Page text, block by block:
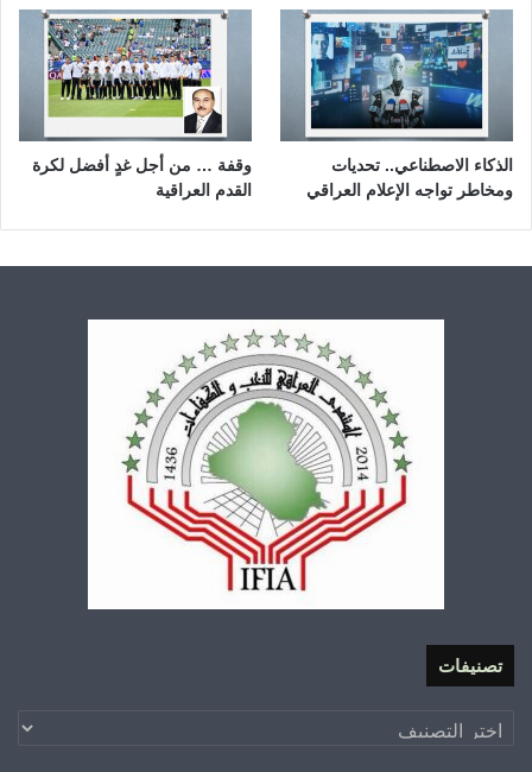
الذكاء الاصطناعي.. تحديات
ومخاطر تواجه الإعلام العراقي
وقفة … من أجل غدٍ أفضل لكرة
القدم العراقية
تصنيفات
تصنيفات